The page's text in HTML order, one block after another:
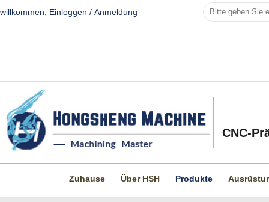
willkommen, Einloggen / Anmeldung
CNC-
Zuhause Über HSH Produkte